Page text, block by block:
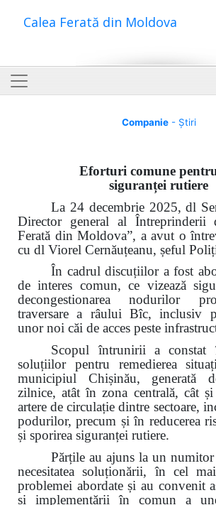
Calea Ferată din Moldova
Companie- Știri
Eforturi comune
siguranței rutiere
La 24 decembrie 2025, dl
Director general al Întreprinderii
Ferată din Moldova”, a avut o
cu dl Viorel Cernăuțeanu, șeful
În cadrul discuțiilor a fost
de interes comun, ce vizează
decongestionarea nodurilor
traversare a râului Bîc, inclusiv
unor noi căi de acces peste
Scopul întrunirii a constat
soluțiilor pentru remedierea
municipiul Chișinău, generată
zilnice, atât în zona centrală, cât
artere de circulație dintre sectoare,
podurilor, precum și în reducerea
și sporirea siguranței rutiere.
Părțile au ajuns la un
necesitatea soluționării, în cel
problemei abordate și au convenit
și implementării în comun a